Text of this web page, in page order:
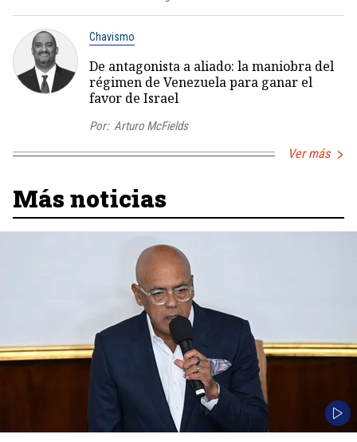
Chavismo
De antagonista a aliado: la maniobra del
régimen de Venezuela para ganar el
favor de Israel
Por: Arturo McFields
Ver más
Más noticias